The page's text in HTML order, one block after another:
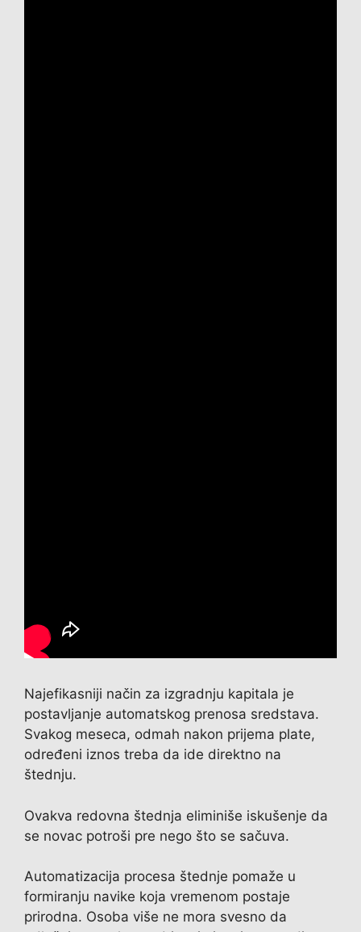
Najefikasniji način za izgradnju kapitala je
postavljanje automatskog prenosa sredstava.
Svakog meseca, odmah nakon prijema plate,
određeni iznos treba da ide direktno na
štednju.
Ovakva redovna štednja eliminiše iskušenje da
se novac potroši pre nego što se sačuva.
Automatizacija procesa štednje pomaže u
formiranju navike koja vremenom postaje
prirodna. Osoba više ne mora svesno da